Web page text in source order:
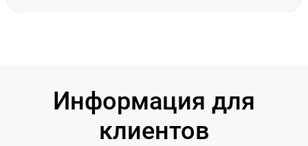
Информация для
клиентов